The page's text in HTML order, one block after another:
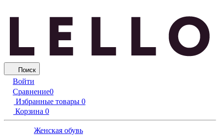
Поиск
Войти
Сравнение0
Избранные товары 0
Корзина 0
Женская обувь